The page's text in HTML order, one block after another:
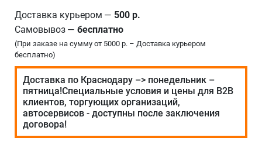
Доставка курьером — 500 р.
Самовывоз — бесплатно
(При заказе на сумму от 5000 р. – Доставка курьером
бесплатно)
Доставка по Краснодару –> понедельник –
пятница!Специальные условия и цены для В2В
клиентов, торгующих организаций,
автосервисов - доступны после заключения
договора!